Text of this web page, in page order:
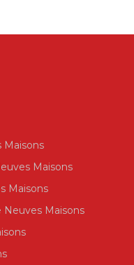
Maisons
Maisons
Maisons
Maisons